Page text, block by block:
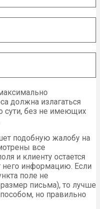
должна излагаться
сути, без не имеющих
подобную жалобу на
все
и клиенту остается
него информацию. Если
поле не
письма), то лучше
но правильно